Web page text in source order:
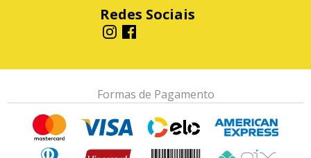
Endereço de Entrega
(21) 3822-3729
porto@fabricadebandeiras.com.br
Redes Sociais
Formas de Pagamento